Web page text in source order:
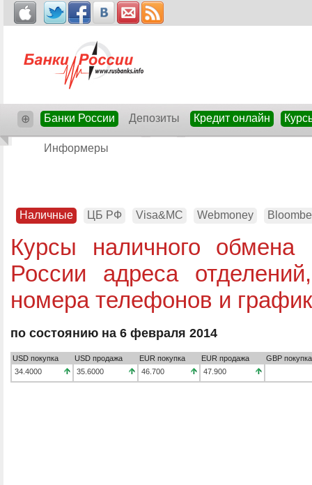
⊕ Банки России Депозиты Кредит онлайн
Информеры
Наличные ЦБ РФ Visa&MC Webmoney
Курсы наличного
России адреса
номера телефонов и
по состоянию на 6 февраля 2014
USD покупка USD продажа EUR покупка EUR продажа
GBP покупка
34.4000
35.6000 46.700 47.900